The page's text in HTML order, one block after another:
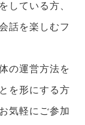
している方、
話を楽しむフ
の運営方法を
を形にする方
気軽にご参加